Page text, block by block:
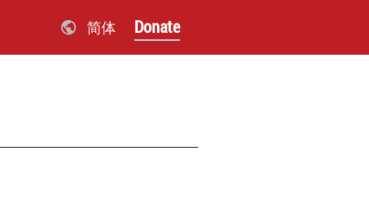
简体 Donate